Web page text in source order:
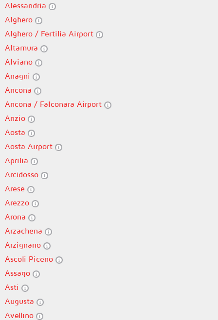
Alessandria
Alghero
Alghero / Fertilia Airport
Altamura
Alviano
Anagni
Ancona
Ancona / Falconara Airport
Anzio
Aosta
Aosta Airport
Aprilia
Arcidosso
Arese
Arezzo
Arona
Arzachena
Arzignano
Ascoli Piceno
Assago
Asti
Augusta
Avellino